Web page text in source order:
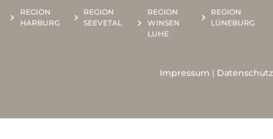
REGION
HARBURG
REGION
SEEVETAL
REGION
WINSEN
LUHE
REGION
LÜNEBURG
Impressum | Datenschutz